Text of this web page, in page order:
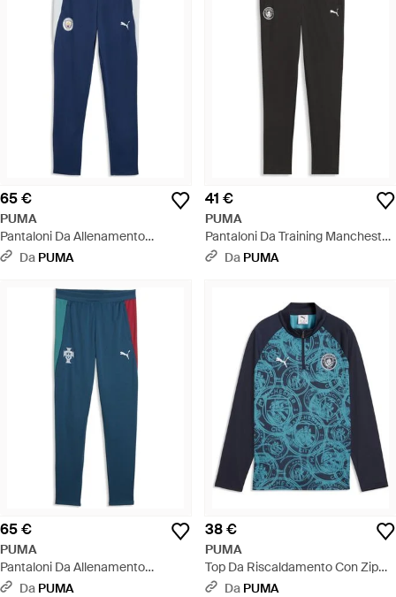
65 €
PUMA
Pantaloni Da Allenamento
Manchester City Per Ragazzi,
Da PUMA
41 €
PUMA
Pantaloni Da Training Manchester
City Da Donna, Accessori, Nero -
Da PUMA
65 €
PUMA
Pantaloni Da Allenamento
Portogallo Per Ragazzi, Accessori,
Da PUMA
38 €
PUMA
Top Da Riscaldamento Con Zip
Manchester City Per Ragazzi,
Da PUMA